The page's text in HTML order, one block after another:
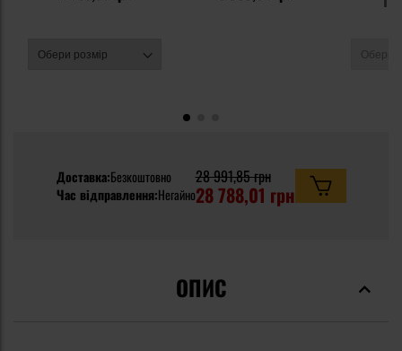
Доставка:Безкоштовно
Час відправлення:Негайно
28 991,85 грн
28 788,01 грн
ОПИС